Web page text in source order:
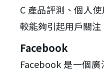
C 產品評測、個人
較能夠引起用戶關注
Facebook
Facebook 是一個